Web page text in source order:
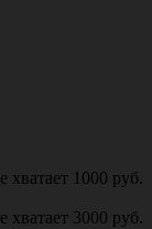
хватает 1000 руб.
хватает 3000 руб.